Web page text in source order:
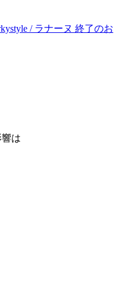
/ ラナーヌ 終了のお
は